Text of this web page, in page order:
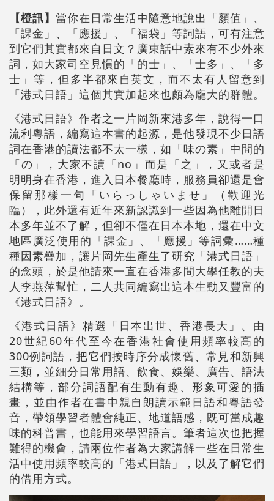
【橙訊】 當你在日常生活中隨意地說出「顏值」、
「課金」、「應援」、「福袋」等詞語，可有注意
到它們其實都來自日文？廣東話中素來有不少外來
詞，如大家司空見慣的「的士」、「士多」、「多
士」等，但多半都來自英文，而不太有人留意到
「港式日語」這個其實加起來也頗為龐大的群體。
《港式日語》作者之一片岡新來港多年，說得一口
流利粵語，編寫這本書的起源，是他發現不少日語
詞在香港的讀法都不太一樣，如「味の素」中間的
「の」，大家不讀「no」而是「之」，又或者是
明明身在香港，進入日本餐廳時，服務員卻還是會
保留那樣一句「いらっしゃいませ」（歡迎光
臨），此外還有近年來新認識到一些因為他離開日
本多年並不了解，但卻不僅在日本本地，還在中文
地區廣泛使用的「課金」、「應援」等詞彙……種
種因素疊加，讓片岡先生產生了研究「港式日語」
的念頭，於是他請來一直在香港多間大學任教的夫
人李燕萍幫忙，二人共同編寫出這本生動又豐富的
《港式日語》。
《港式日語》精選「日本出世、香港長大」、由
20世紀60年代至今在香港社會使用頻率較高的
300例詞語，把它們按時序分成懷舊、常見和新興
三類，並細分日常用語、飲食、娛樂、廣告、語法
結構等，部分詞語配有生動有趣、形象可愛的插
畫，並由作者在書中親自朗讀示範日語和粵語發
音，帶領學習者體會純正、地道語感，既可當成趣
味的科普書，也能用來學習語言。筆者這次也把握
難得的機會，請兩位作者為大家講解一些在日常生
活中使用頻率較高的「港式日語」，以及了解它們
的借用方式。